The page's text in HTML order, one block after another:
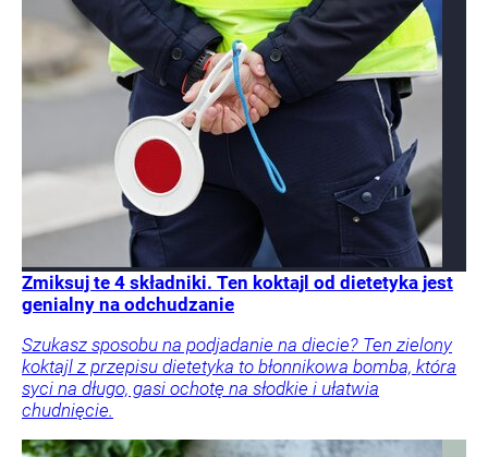
Zmiksuj te 4 składniki. Ten koktajl od dietetyka jest
genialny na odchudzanie
Szukasz sposobu na podjadanie na diecie? Ten zielony
koktajl z przepisu dietetyka to błonnikowa bomba, która
syci na długo, gasi ochotę na słodkie i ułatwia
chudnięcie.